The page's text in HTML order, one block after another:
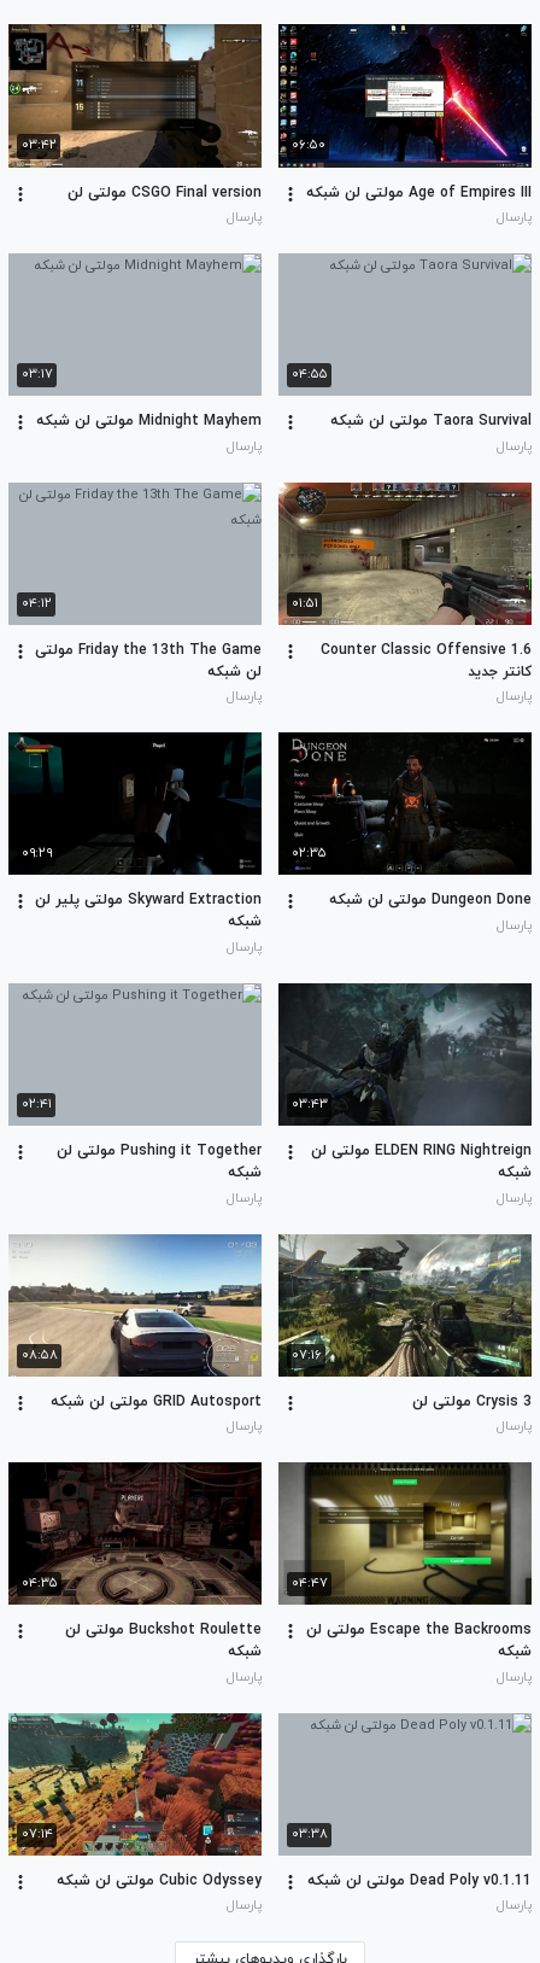
۰۶:۵۰
Age of Empires III مولتی لن شبکه
پارسال
۰۳:۴۲
CSGO Final version مولتی لن
پارسال
۰۴:۵۵
Taora Survival مولتی لن شبکه
پارسال
۰۳:۱۷
Midnight Mayhem مولتی لن شبکه
پارسال
۰۱:۵۱
Counter Classic Offensive 1.6
کانتر جدید
پارسال
۰۴:۱۲
Friday the 13th The Game مولتی
لن شبکه
پارسال
۰۲:۳۵
Dungeon Done مولتی لن شبکه
پارسال
۰۹:۲۹
Skyward Extraction مولتی پلیر لن
شبکه
پارسال
۰۳:۴۳
ELDEN RING Nightreign مولتی لن
شبکه
پارسال
۰۲:۴۱
Pushing it Together مولتی لن
شبکه
پارسال
۰۷:۱۶
Crysis 3 مولتی لن
پارسال
۰۸:۵۸
GRID Autosport مولتی لن شبکه
پارسال
۰۴:۴۷
Escape the Backrooms مولتی لن
شبکه
پارسال
۰۴:۳۵
Buckshot Roulette مولتی لن
شبکه
پارسال
۰۳:۳۸
Dead Poly v0.1.11 مولتی لن شبکه
پارسال
۰۷:۱۴
Cubic Odyssey مولتی لن شبکه
پارسال